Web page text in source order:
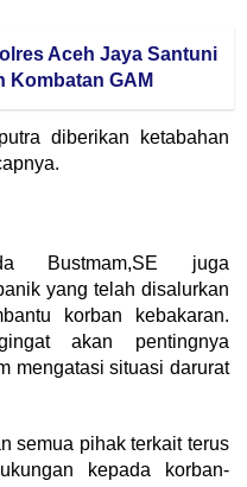
Aceh Jaya Santuni
Kombatan GAM
diberikan ketabahan
Bustmam,SE juga
yang telah disalurkan
korban kebakaran.
akan pentingnya
mengatasi situasi darurat
semua pihak terkait terus
kepada korban-